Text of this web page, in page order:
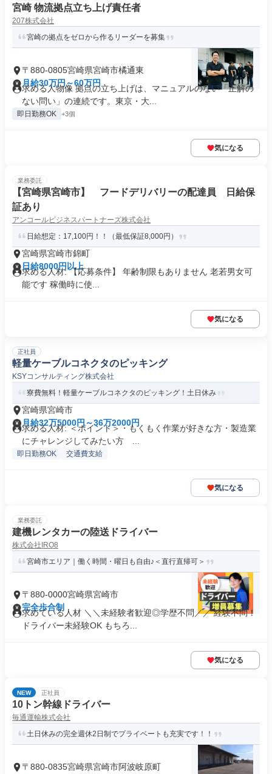
宮崎 物流拠点立ち上げ責任者
207株式会社
宮崎の拠点をゼロから作るリーダーを募集
〒880-0805宮崎県宮崎市橘通東
月給30万円～60万円
求める人物像 拠点の立ち上げは、マニュアルのない「正解の
ない問い」の連続です。東京・大...
即日勤務OK +3個
気になる
業務委託
【宮崎県宮崎市】 フードデリバリーの配達員 日給保
証あり
アンコールビジネスパートナーズ株式会社
日給想定：17,100円！！（最低保証8,000円）
宮崎県宮崎市錦町
日給8000円以上
求める人材: 【応募条件】 年齢制限もありません 老若男女可
能です 稼働時に使...
気になる
正社員
軽量ケーブルコネクタのピッキング
KSYコンサルティング株式会社
寮費無料！軽量ケーブルコネクタのピッキング！土日休み
宮崎県宮崎市
月給32万5000円～36万2000円
求める人材: ＜ポイント＞・もくもく作業が好きな方・製造業
にチャレンジしてみたい方 ...
即日勤務OK 交通費支給
気になる
業務委託
建機レンタカーの陸送ドライバー
株式会社IRO8
宮崎市エリア｜働く時間・曜日も自由♪＜直行直帰可＞
〒880-0000宮崎県宮崎市
完全歩合制
求めている人材 ＼＼未経験者歓迎◎学歴不問／／ 経験不問！
ドライバー未経験OK もちろ...
気になる
NEW 正社員
10トン幹線ドライバー
毎通運輸株式会社
土日休みの完全週休2日制でプライベートも充実です！！
〒880-0835宮崎県宮崎市阿波岐原町